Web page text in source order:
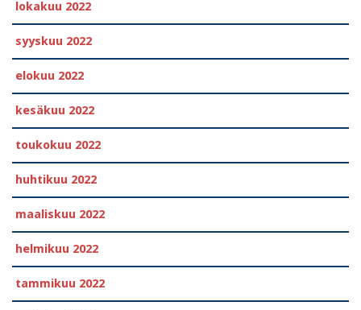
lokakuu 2022
syyskuu 2022
elokuu 2022
kesäkuu 2022
toukokuu 2022
huhtikuu 2022
maaliskuu 2022
helmikuu 2022
tammikuu 2022